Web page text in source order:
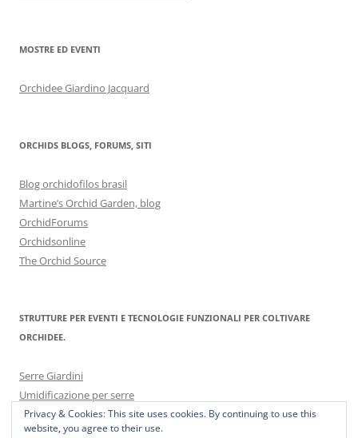
MOSTRE ED EVENTI
Orchidee Giardino Jacquard
ORCHIDS BLOGS, FORUMS, SITI
Blog orchidofilos brasil
Martine’s Orchid Garden, blog
OrchidForums
Orchidsonline
The Orchid Source
STRUTTURE PER EVENTI E TECNOLOGIE FUNZIONALI PER COLTIVARE
ORCHIDEE.
Serre Giardini
Umidificazione per serre
Privacy & Cookies: This site uses cookies. By continuing to use this
website, you agree to their use.